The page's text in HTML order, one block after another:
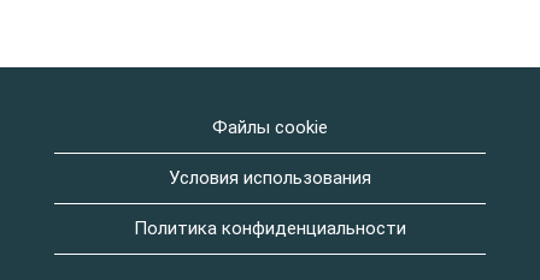
Файлы cookie
Условия использования
Политика конфиденциальности